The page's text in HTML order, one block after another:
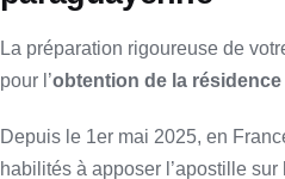
La préparation rigoureuse de
pour l’obtention de la
Depuis le 1er mai 2025, en
habilités à apposer l’apostille